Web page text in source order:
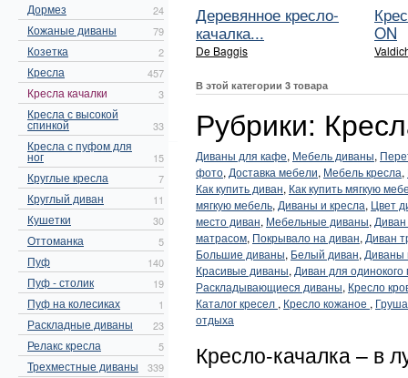
Дормез 24
Кожаные диваны 79
Козетка 2
Кресла 457
Кресла качалки 3
Кресла с высокой
спинкой 33
Кресла с пуфом для
ног 15
Круглые кресла 7
Круглый диван 11
Кушетки 30
Оттоманка 5
Пуф 140
Пуф - столик 19
Пуф на колесиках 1
Раскладные диваны 23
Релакс кресла 5
Трехместные диваны 339
Деревянное кресло-
качалка...
De Baggis
ON
В этой категории 3 товара
Рубрики:
Диваны для кафе, Мебель диваны,
фото, Доставка мебели, Мебель кресла,
Как купить диван, Как купить мягкую
мягкую мебель, Диваны и кресла, Цвет
место диван, Мебельные диваны, Диван
матрасом, Покрывало на диван, Диван
Большие диваны, Белый диван, Диваны
Красивые диваны, Диван для
Раскладывающиеся диваны, Кресло
Каталог кресел , Кресло кожаное ,
отдыха
Кресло-качалка – в